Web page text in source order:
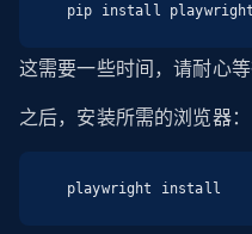
pip install playwright
这需要一些时间，请耐心等
之后，安装所需的浏览器：
playwright install